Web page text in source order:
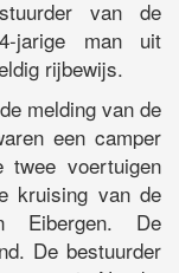
van de
jarige man uit
rijbewijs.
melding van de
een camper
twee voertuigen
kruising van de
Eibergen. De
De bestuurder